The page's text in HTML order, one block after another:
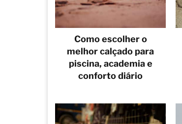
Como escolher o
melhor calçado para
piscina, academia e
conforto diário